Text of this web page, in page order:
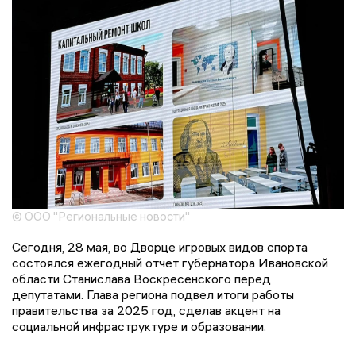
© ООО "Региональные новости"
Сегодня, 28 мая, во Дворце игровых видов спорта
состоялся ежегодный отчет губернатора Ивановской
области Станислава Воскресенского перед
депутатами. Глава региона подвел итоги работы
правительства за 2025 год, сделав акцент на
социальной инфраструктуре и образовании.